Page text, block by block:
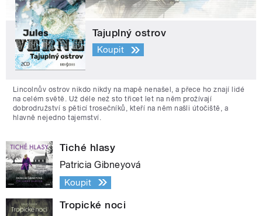
Tajuplný ostrov
Koupit
Lincolnův ostrov nikdo nikdy na mapě nenašel, a přece ho znají lidé
na celém světě. Už déle než sto třicet let na něm prožívají
dobrodružství s pěticí trosečníků, kteří na něm našli útočiště, a
hlavně nejedno tajemství.
Tiché hlasy
Patricia Gibneyová
Koupit
Tropické noci